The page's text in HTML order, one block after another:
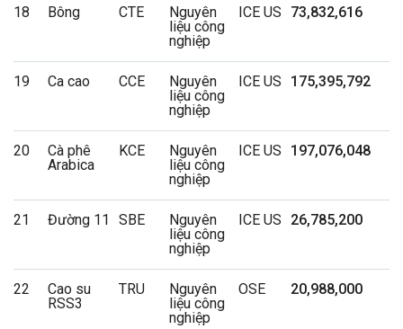
18 Bông CTE
Nguyên
liệu công
nghiệp
ICE US 73,832,616
19 Ca cao CCE
Nguyên
liệu công
nghiệp
ICE US 175,395,792
20
Cà phê
Arabica
KCE
Nguyên
liệu công
nghiệp
ICE US 197,076,048
21 Đường 11 SBE
Nguyên
liệu công
nghiệp
ICE US 26,785,200
22
Cao su
RSS3
TRU
Nguyên
liệu công
nghiệp
OSE 20,988,000